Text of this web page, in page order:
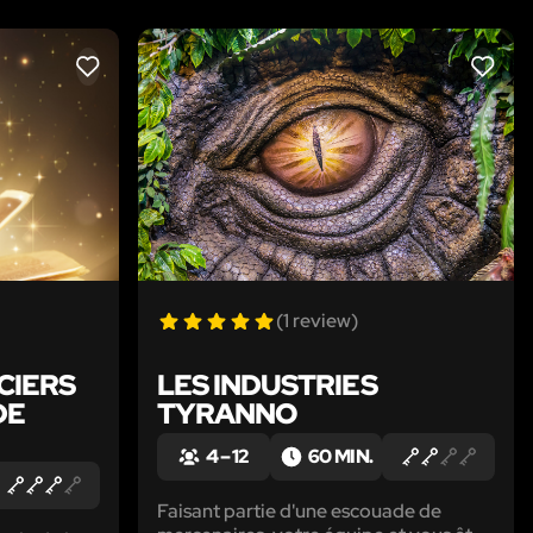
LIKE LIKE
(1 review)
LES INDUSTRIES
TYRANNO
4 – 12 60 MIN.
Faisant partie d'une escouade de